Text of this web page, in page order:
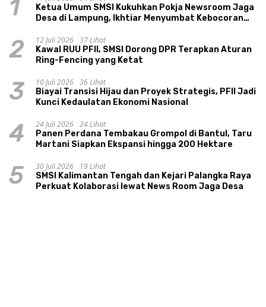
1
Ketua Umum SMSI Kukuhkan Pokja Newsroom Jaga
Desa di Lampung, Ikhtiar Menyumbat Kebocoran
2 12 Juli 2026 37 Lihat
Kawal RUU PFII, SMSI Dorong DPR Terapkan Aturan
Ring-Fencing yang Ketat
3 10 Juli 2026 36 Lihat
Biayai Transisi Hijau dan Proyek Strategis, PFII Jadi
Kunci Kedaulatan Ekonomi Nasional
4 24 Juli 2026 24 Lihat
Panen Perdana Tembakau Grompol di Bantul, Taru
Martani Siapkan Ekspansi hingga 200 Hektare
5 30 Juli 2026
19 Lihat
SMSI Kalimantan Tengah dan Kejari Palangka Raya
Perkuat Kolaborasi lewat News Room Jaga Desa